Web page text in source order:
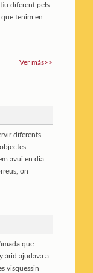
diferent pels
tenim en
Ver más>>
diferents
avui en dia.
on
que
àrid ajudava a
visquessin